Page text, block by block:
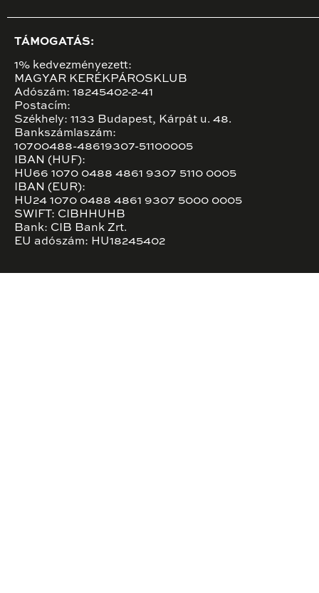
TÁMOGATÁS:
1% kedvezményezett:
MAGYAR KERÉKPÁROSKLUB
Adószám: 18245402-2-41
Postacím:
Székhely: 1133 Budapest, Kárpát u. 48.
Bankszámlaszám:
10700488-48619307-51100005
IBAN (HUF):
HU66 1070 0488 4861 9307 5110 0005
IBAN (EUR):
HU24 1070 0488 4861 9307 5000 0005
SWIFT: CIBHHUHB
Bank: CIB Bank Zrt.
EU adószám: HU18245402